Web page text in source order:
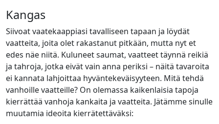
Kangas
Siivoat vaatekaappiasi tavalliseen tapaan ja löydät
vaatteita, joita olet rakastanut pitkään, mutta nyt et
edes näe niitä. Kuluneet saumat, vaatteet täynnä reikiä
ja tahroja, jotka eivät vain anna periksi – näitä tavaroita
ei kannata lahjoittaa hyväntekeväisyyteen. Mitä tehdä
vanhoille vaatteille? On olemassa kaikenlaisia tapoja
kierrättää vanhoja kankaita ja vaatteita. Jätämme sinulle
muutamia ideoita kierrätettäväksi: